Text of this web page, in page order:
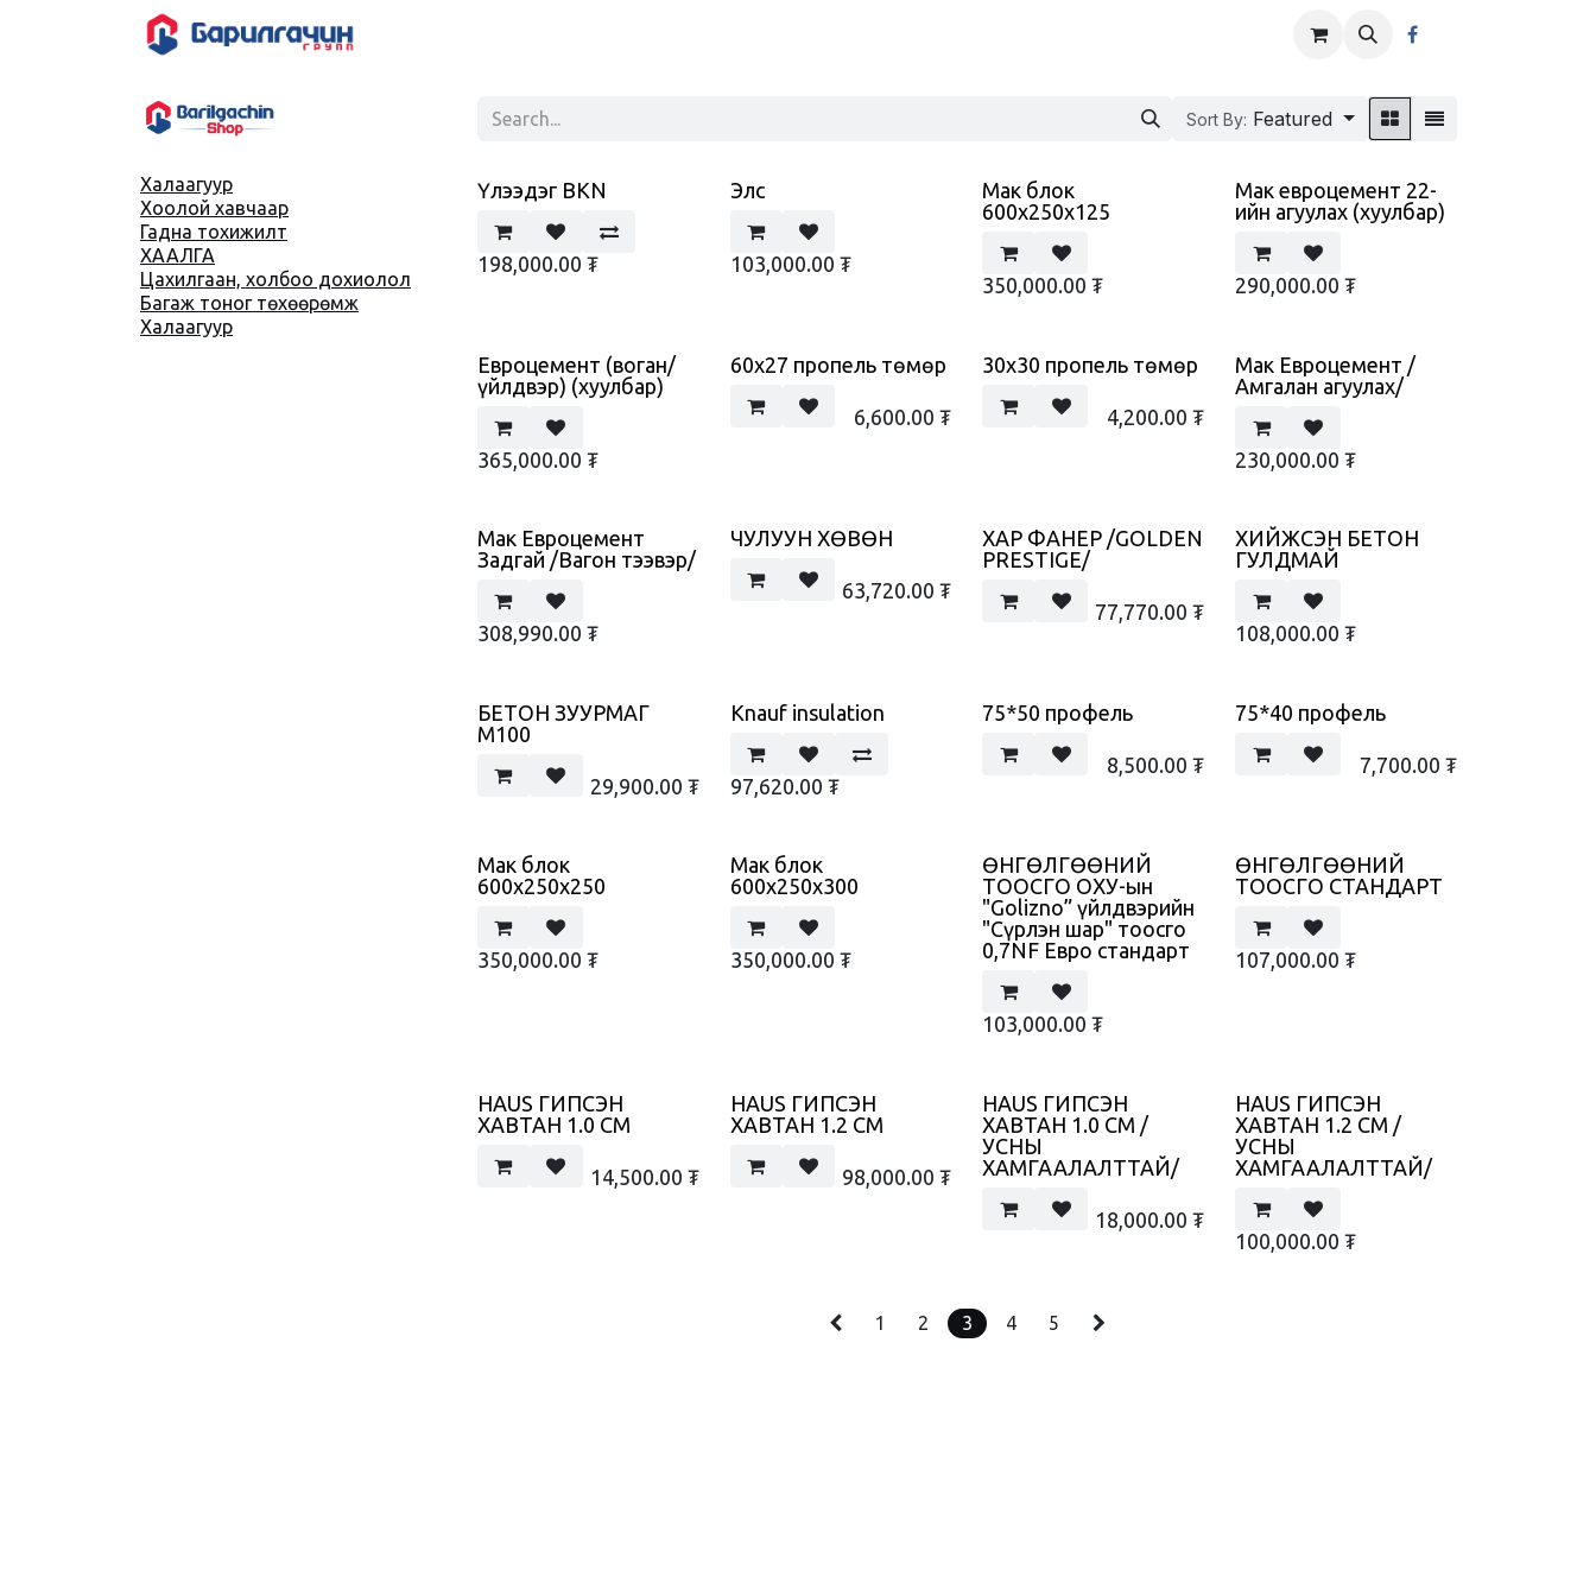
Халаагуур
Хоолой хавчаар
Гадна тохижилт
ХААЛГА
Цахилгаан, холбоо дохиолол
Багаж тоног төхөөрөмж
Халаагуур
Sort By: Featured
Үлээдэг BKN
198,000.00 ₮
Элс
103,000.00 ₮
Мак блок
600x250x125
350,000.00 ₮
Мак евроцемент 22-
ийн агуулах (хуулбар)
290,000.00 ₮
Евроцемент (воган/
үйлдвэр) (хуулбар)
365,000.00 ₮
60х27 пропель төмөр
6,600.00 ₮
30х30 пропель төмөр
4,200.00 ₮
Мак Евроцемент /
Амгалан агуулах/
230,000.00 ₮
Мак Евроцемент
Задгай /Вагон тээвэр/
308,990.00 ₮
ЧУЛУУН ХӨВӨН
63,720.00 ₮
ХАР ФАНЕР /GOLDEN
PRESTIGE/
77,770.00 ₮
ХИЙЖСЭН БЕТОН
ГУЛДМАЙ
108,000.00 ₮
БЕТОН ЗУУРМАГ
М100
29,900.00 ₮
Knauf insulation
97,620.00 ₮
75*50 профель
8,500.00 ₮
75*40 профель
7,700.00 ₮
Мак блок
600x250x250
350,000.00 ₮
Мак блок
600x250x300
350,000.00 ₮
ӨНГӨЛГӨӨНИЙ
ТООСГО ОХУ-ын
"Golizno” үйлдвэрийн
"Сүрлэн шар" тоосго
0,7NF Евро стандарт
103,000.00 ₮
ӨНГӨЛГӨӨНИЙ
ТООСГО СТАНДАРТ
107,000.00 ₮
HAUS ГИПСЭН
ХАВТАН 1.0 СМ
14,500.00 ₮
HAUS ГИПСЭН
ХАВТАН 1.2 СМ
98,000.00 ₮
HAUS ГИПСЭН
ХАВТАН 1.0 СМ /
УСНЫ
ХАМГААЛАЛТТАЙ/
18,000.00 ₮
HAUS ГИПСЭН
ХАВТАН 1.2 СМ /
УСНЫ
ХАМГААЛАЛТТАЙ/
100,000.00 ₮
1 2 3 4 5